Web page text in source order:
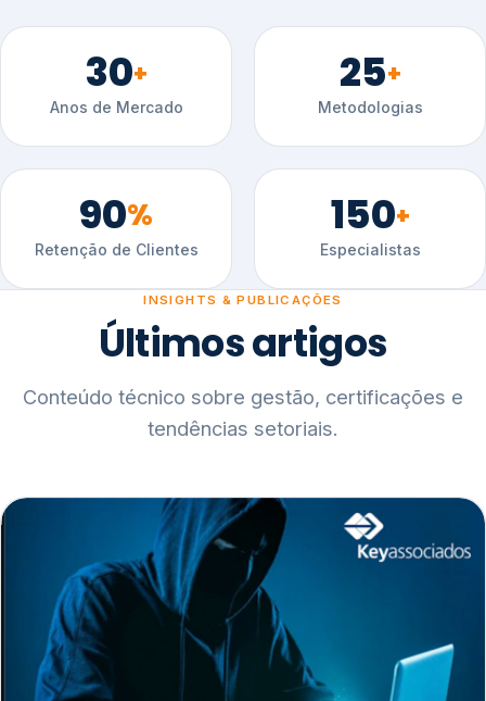
30+
Anos de Mercado
25+
Metodologias
90%
Retenção de Clientes
150+
Especialistas
INSIGHTS & PUBLICAÇÕES
Últimos artigos
Conteúdo técnico sobre gestão, certificações e
tendências setoriais.